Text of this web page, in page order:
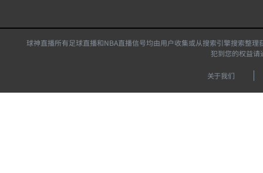
球神直播所有足球直播和NBA直播信号均由用户收集或从搜索引擎搜索整
犯到您的权益请
关于我们